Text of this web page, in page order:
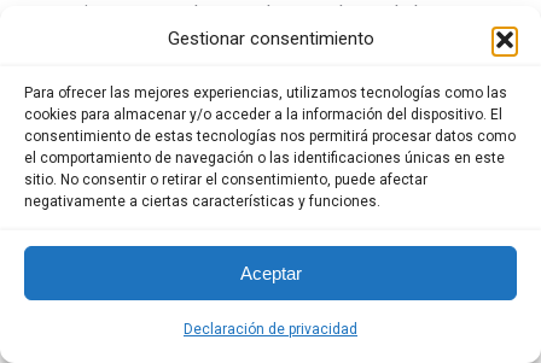
Gestionar consentimiento
Para ofrecer las mejores experiencias, utilizamos tecnologías como las
cookies para almacenar y/o acceder a la información del dispositivo. El
consentimiento de estas tecnologías nos permitirá procesar datos como
el comportamiento de navegación o las identificaciones únicas en este
sitio. No consentir o retirar el consentimiento, puede afectar
negativamente a ciertas características y funciones.
Aceptar
Declaración de privacidad
tratamiento y en todo caso de acuerdo con la Ley.
12. TRATAMIENTO DE IMÁGENES, REGISTROS
AUDIOVISUALES Y DATOS ASOCIADOS A LA
SEGURIDAD FÍSICA, OPERATIVA Y VIAL
, en desarrollo de sus actividades